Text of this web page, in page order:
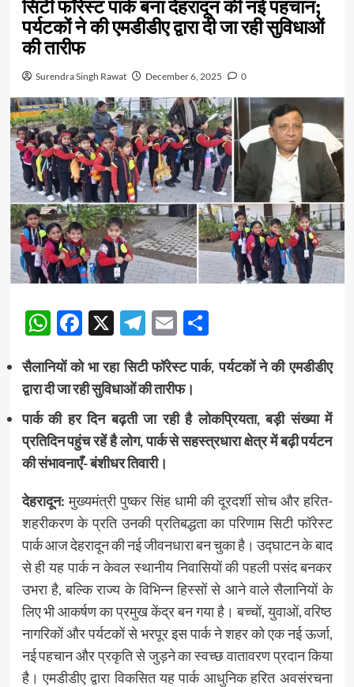
सिटी फॉरेस्ट पार्क बना देहरादून की नई पहचान;
पर्यटकों ने की एमडीडीए द्वारा दी जा रही सुविधाओं
की तारीफ
Surendra Singh Rawat December 6, 2025 0
WhatsApp
Facebook
X Telegram
EmailShare
सैलानियों को भा रहा सिटी फॉरेस्ट पार्क, पर्यटकों ने की एमडीडीए
द्वारा दी जा रही सुविधाओं की तारीफ।
पार्क की हर दिन बढ़ती जा रही है लोकप्रियता, बड़ी संख्या में
प्रतिदिन पहुंच रहें है लोग, पार्क से सहस्त्रधारा क्षेत्र में बढ़ी पर्यटन
की संभावनाएँ- बंशीधर तिवारी।
देहरादून: मुख्यमंत्री पुष्कर सिंह धामी की दूरदर्शी सोच और हरित-
शहरीकरण के प्रति उनकी प्रतिबद्धता का परिणाम सिटी फॉरेस्ट
पार्क आज देहरादून की नई जीवनधारा बन चुका है। उद्घाटन के बाद
से ही यह पार्क न केवल स्थानीय निवासियों की पहली पसंद बनकर
उभरा है, बल्कि राज्य के विभिन्न हिस्सों से आने वाले सैलानियों के
लिए भी आकर्षण का प्रमुख केंद्र बन गया है। बच्चों, युवाओं, वरिष्ठ
नागरिकों और पर्यटकों से भरपूर इस पार्क ने शहर को एक नई ऊर्जा,
नई पहचान और प्रकृति से जुड़ने का स्वच्छ वातावरण प्रदान किया
है। एमडीडीए द्वारा विकसित यह पार्क आधुनिक हरित अवसंरचना